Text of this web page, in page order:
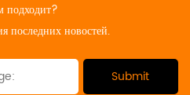
подходит?
последних новостей.